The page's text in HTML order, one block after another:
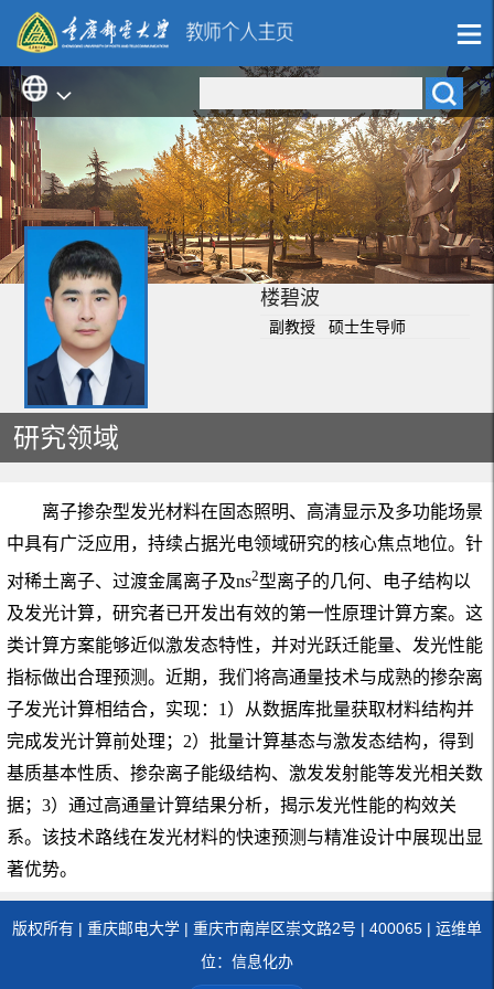
楼碧波
副教授 硕士生导师
研究领域
离子掺杂型发光材料在固态照明、高清显示及多功能场景
中具有广泛应用，持续占据光电领域研究的核心焦点地位。针
对稀土离子、过渡金属离子及ns2型离子的几何、电子结构以
及发光计算，研究者已开发出有效的第一性原理计算方案。这
类计算方案能够近似激发态特性，并对光跃迁能量、发光性能
指标做出合理预测。近期，我们将高通量技术与成熟的掺杂离
子发光计算相结合，实现： 1 ）从数据库批量获取材料结构并
完成发光计算前处理； 2）批量计算基态与激发态结构，得到
基质基本性质、掺杂离子能级结构、激发发射能等发光相关数
据； 3）通过高通量计算结果分析，揭示发光性能的构效关
系。该技术路线在发光材料的快速预测与精准设计中展现出显
著优势。
版权所有 | 重庆邮电大学 | 重庆市南岸区崇文路2号 | 400065 | 运维单
位：信息化办